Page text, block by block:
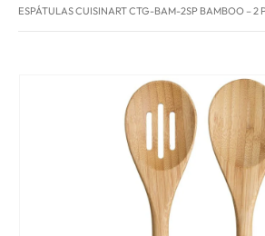
ESPÁTULAS CUISINART CTG-BAM-2SP BAMBOO – 2